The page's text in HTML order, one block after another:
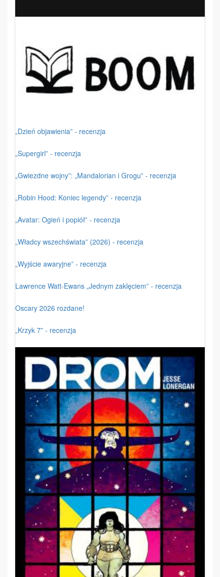
„Dzień objawienia” - recenzja
„Supergirl” - recenzja
„Gwiezdne wojny”: „Mandalorian i Grogu” - recenzja
„Robin Hood: Koniec legendy” - recenzja
„Avatar: Ogień i popiół” - recenzja
„Władcy wszechświata” (2026) - recenzja
„Wyjście awaryjne” - recenzja
Lawrence Watt-Ewans „Jednym zaklęciem” - recenzja
Oscary 2026 rozdane!
„Krzyk 7” - recenzja